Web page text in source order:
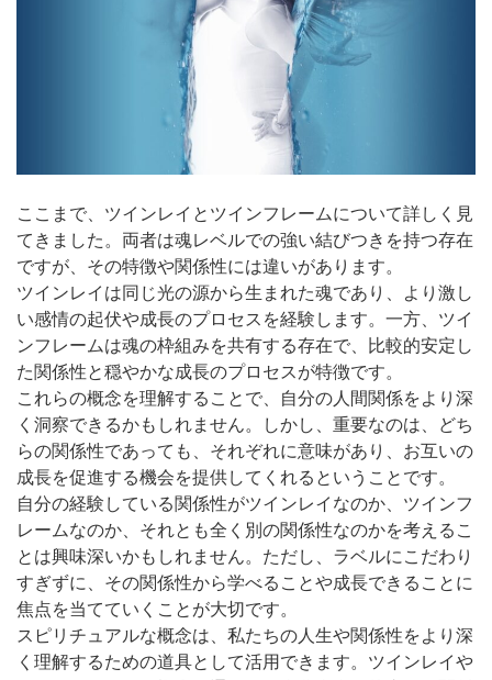
ここまで、ツインレイとツインフレームについて詳しく見
てきました。両者は魂レベルでの強い結びつきを持つ存在
ですが、その特徴や関係性には違いがあります。
ツインレイは同じ光の源から生まれた魂であり、より激し
い感情の起伏や成長のプロセスを経験します。一方、ツイ
ンフレームは魂の枠組みを共有する存在で、比較的安定し
た関係性と穏やかな成長のプロセスが特徴です。
これらの概念を理解することで、自分の人間関係をより深
く洞察できるかもしれません。しかし、重要なのは、どち
らの関係性であっても、それぞれに意味があり、お互いの
成長を促進する機会を提供してくれるということです。
自分の経験している関係性がツインレイなのか、ツインフ
レームなのか、それとも全く別の関係性なのかを考えるこ
とは興味深いかもしれません。ただし、ラベルにこだわり
すぎずに、その関係性から学べることや成長できることに
焦点を当てていくことが大切です。
スピリチュアルな概念は、私たちの人生や関係性をより深
く理解するための道具として活用できます。ツインレイや